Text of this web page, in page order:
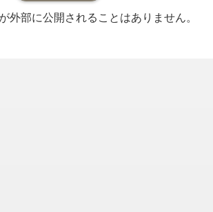
外部に公開されることはありません。